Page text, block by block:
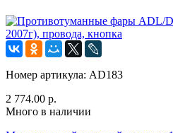
Номер артикула: AD183
2 774.00 р.
Много в наличии